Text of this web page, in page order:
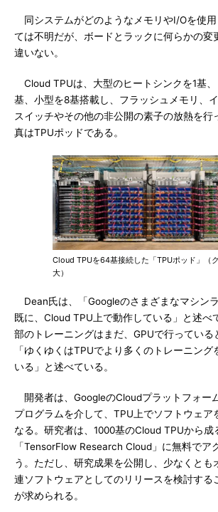
同システムがどのようなメモリやI/Oを使
ては不明だが、ボードとラックに何らかの変
違いない。
Cloud TPUは、大型のヒートシンクを1基
基、小型を8基搭載し、フラッシュメモリ、
スイッチやその他の非公開の素子の放熱を行
真はTPUポッドである。
Cloud TPUを64基接続した「TPUポッド」（
大）
Dean氏は、「Googleのさまざまなマシン
既に、Cloud TPU上で動作している」と述べ
部のトレーニングはまだ、GPUで行っている
「ゆくゆくはTPUでより多くのトレーニン
いる」と述べている。
開発者は、GoogleのCloudプラットフォー
プログラムを介して、TPU上でソフトウェア
なる。研究者は、1000基のCloud TPUから成
「TensorFlow Research Cloud」に無料でア
う。ただし、研究成果を公開し、少なくとも
連ソフトウェアとしてのリリースを検討する
が求められる。